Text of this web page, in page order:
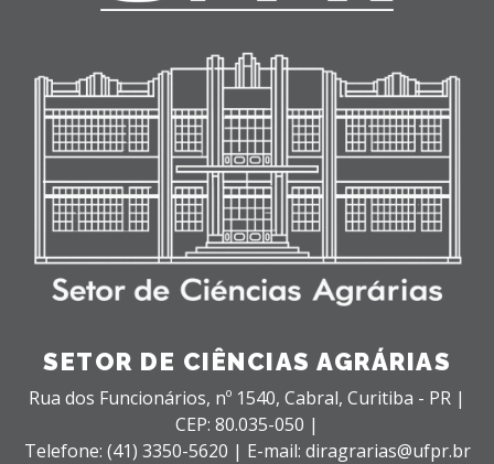
SETOR DE CIÊNCIAS AGRÁRIAS
Rua dos Funcionários, nº 1540, Cabral, Curitiba - PR |
CEP: 80.035-050 |
Telefone: (41) 3350-5620 | E-mail: diragrarias@ufpr.br